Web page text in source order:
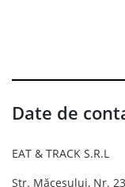
Date de
EAT & TRACK S.R.L
Str. Măceșului, Nr.